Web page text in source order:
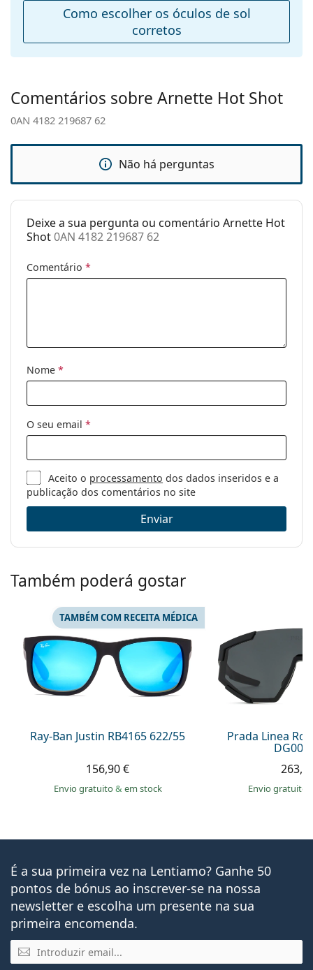
Não
Acessórios
Estojo:
Pano de
Sim
Outros
Categoria:
Óculos de sol
Uso:
Desportivos
receita médica:
Não
Como escolher os óculos de sol
corretos
Comentários sobre Arnette Hot Shot
0AN 4182 219687 62
Não há perguntas
Deixe a sua pergunta ou comentário Arnette Hot
Shot0AN 4182 219687 62
Comentário *
Nome *
O seu email *
Aceito o processamento dos dados inseridos e a
publicação dos comentários no site
Enviar
Também poderá gostar
Ray-Ban Justin RB4165 622/55
TAMBÉM COM RECEITA MÉDICA
156,90 €
Envio gratuito& em stock
Prada Linea
Envio gratuito
É a sua primeira vez na Lentiamo? Ganhe 50
pontos de bónus ao inscrever-se na nossa
newsletter e escolha um presente na sua
primeira encomenda.
Email